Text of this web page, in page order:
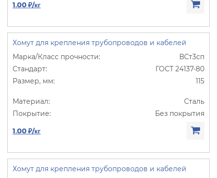
1.00 ₽/кг
Хомут для крепления трубопроводов и кабелей
ВСт3сп
ГОСТ 24137-80
115
Сталь
Без покрытия
1.00 ₽/кг
Хомут для крепления трубопроводов и кабелей